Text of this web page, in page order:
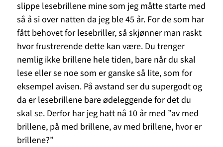
slippe lesebrillene mine som jeg måtte starte med
så å si over natten da jeg ble 45 år. For de som har
fått behovet for lesebriller, så skjønner man raskt
hvor frustrerende dette kan være. Du trenger
nemlig ikke brillene hele tiden, bare når du skal
lese eller se noe som er ganske så lite, som for
eksempel avisen. På avstand ser du supergodt og
da er lesebrillene bare ødeleggende for det du
skal se. Derfor har jeg hatt nå 10 år med ”av med
brillene, på med brillene, av med brillene, hvor er
brillene?”